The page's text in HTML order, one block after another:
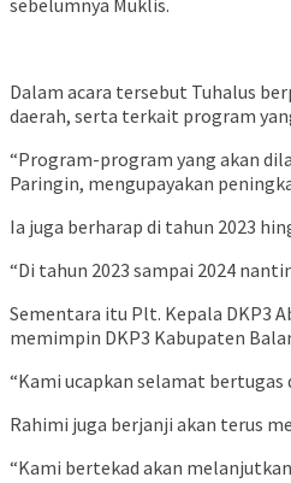
sebelumnya Muklis.
Dalam acara tersebut Tuhalus
daerah, serta terkait program
“Program-program yang akan
Paringin, mengupayakan
Ia juga berharap di tahun 2023
“Di tahun 2023 sampai 2024
Sementara itu Plt. Kepala DKP3
memimpin DKP3 Kabupaten
“Kami ucapkan selamat
Rahimi juga berjanji akan terus
“Kami bertekad akan